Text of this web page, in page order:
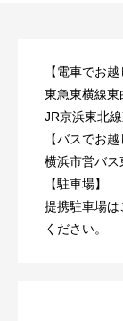
【電車でお越
東急東横線
JR京浜東北
【バスでお越
横浜市営バ
【駐車場】
提携駐車場は
ください。